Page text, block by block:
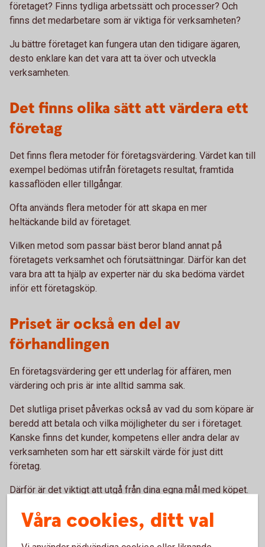
företaget? Finns tydliga arbetssätt och processer? Och
finns det medarbetare som är viktiga för verksamheten?
Ju bättre företaget kan fungera utan den tidigare ägaren,
desto enklare kan det vara att ta över och utveckla
verksamheten.
Det finns olika sätt att värdera ett
företag
Det finns flera metoder för företagsvärdering. Värdet kan till
exempel bedömas utifrån företagets resultat, framtida
kassaflöden eller tillgångar.
Ofta används flera metoder för att skapa en mer
heltäckande bild av företaget.
Vilken metod som passar bäst beror bland annat på
företagets verksamhet och förutsättningar. Därför kan det
vara bra att ta hjälp av experter när du ska bedöma värdet
inför ett företagsköp.
Priset är också en del av
förhandlingen
En företagsvärdering ger ett underlag för affären, men
värdering och pris är inte alltid samma sak.
Det slutliga priset påverkas också av vad du som köpare är
beredd att betala och vilka möjligheter du ser i företaget.
Kanske finns det kunder, kompetens eller andra delar av
verksamheten som har ett särskilt värde för just ditt
företag.
Därför är det viktigt att utgå från dina egna mål med köpet.
dig?Våra cookies, ditt val